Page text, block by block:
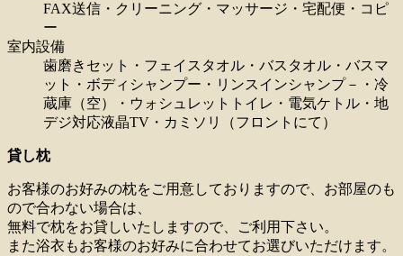
FAX送信・クリーニング・マッサージ・宅配便・コピ
ー
室内設備
歯磨きセット・フェイスタオル・バスタオル・バスマ
ット・ボディシャンプー・リンスインシャンプ－・冷
蔵庫（空）・ウォシュレットトイレ・電気ケトル・地
デジ対応液晶TV・カミソリ（フロントにて）
貸し枕
お客様のお好みの枕をご用意しておりますので、お部屋のも
ので合わない場合は、
無料で枕をお貸しいたしますので、ご利用下さい。
また浴衣もお客様のお好みに合わせてお選びいただけます。